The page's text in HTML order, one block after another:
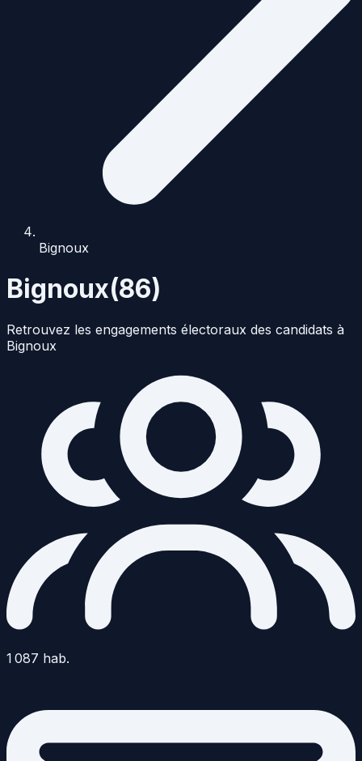
Bignoux
Bignoux(86)
Retrouvez les engagements électoraux des candidats à
Bignoux
1 087 hab.